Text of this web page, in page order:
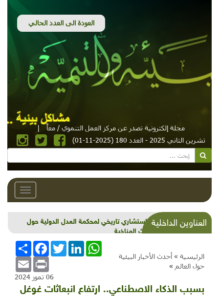
مجلة إلكترونية تصدر عن مركز العمل التنموي / معاً
|
تشرين الثاني 2025 - العدد 180 (2025-11-01)
Toggle
العناوين الداخليةقرار استشاري تاريخي لمحكمة العدل الدولية حول
الكوارث المناخية
الرئيسية » أحدث الأخبار البيئية
حول العالم »
انشر
FacebookTwitterLinkedInWhatsApp
Email Print
06 تموز 2024
بسبب الذكاء الاصطناعي.. ارتفاع انبعاثات غوغل